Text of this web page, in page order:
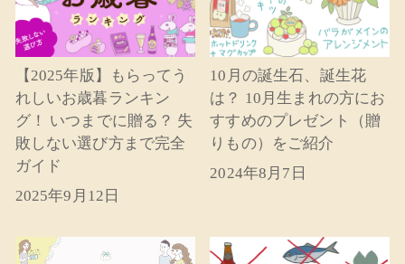
【2025年版】もらってう
れしいお歳暮ランキン
グ！ いつまでに贈る？ 失
敗しない選び方まで完全
ガイド
2025年9月12日
10月の誕生石、誕生花
は？ 10月生まれの方にお
すすめのプレゼント（贈
りもの）をご紹介
2024年8月7日